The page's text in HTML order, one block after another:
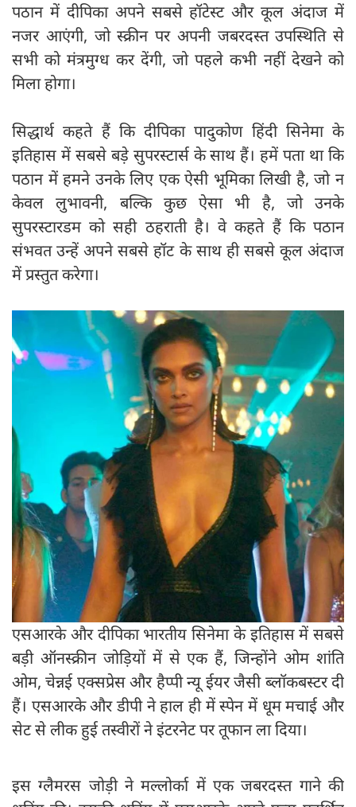
पठान में दीपिका अपने सबसे हॉटेस्ट और कूल अंदाज में
नजर आएंगी, जो स्क्रीन पर अपनी जबरदस्त उपस्थिति से
सभी को मंत्रमुग्ध कर देंगी, जो पहले कभी नहीं देखने को
मिला होगा।
सिद्धार्थ कहते हैं कि दीपिका पादुकोण हिंदी सिनेमा के
इतिहास में सबसे बड़े सुपरस्टार्स के साथ हैं। हमें पता था कि
पठान में हमने उनके लिए एक ऐसी भूमिका लिखी है, जो न
केवल लुभावनी, बल्कि कुछ ऐसा भी है, जो उनके
सुपरस्टारडम को सही ठहराती है। वे कहते हैं कि पठान
संभवत उन्हें अपने सबसे हॉट के साथ ही सबसे कूल अंदाज
में प्रस्तुत करेगा।
एसआरके और दीपिका भारतीय सिनेमा के इतिहास में सबसे
बड़ी ऑनस्क्रीन जोड़ियों में से एक हैं, जिन्होंने ओम शांति
ओम, चेन्नई एक्सप्रेस और हैप्पी न्यू ईयर जैसी ब्लॉकबस्टर दी
हैं। एसआरके और डीपी ने हाल ही में स्पेन में धूम मचाई और
सेट से लीक हुई तस्वीरों ने इंटरनेट पर तूफान ला दिया।
इस ग्लैमरस जोड़ी ने मल्लोर्का में एक जबरदस्त गाने की